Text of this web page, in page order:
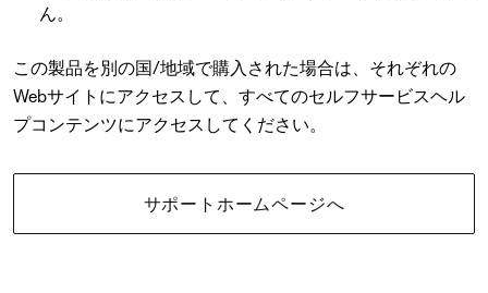
ん。
この製品を別の国/地域で購入された場合は、それぞれの
Webサイトにアクセスして、すべてのセルフサービスヘル
プコンテンツにアクセスしてください。
サポートホームページへ